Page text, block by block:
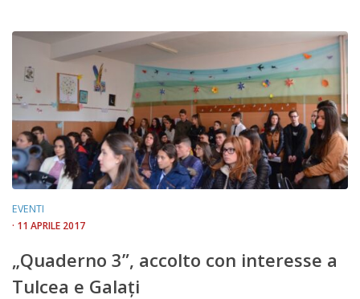
EVENTI
· 11 APRILE 2017
„Quaderno 3”, accolto con interesse a
Tulcea e Galați